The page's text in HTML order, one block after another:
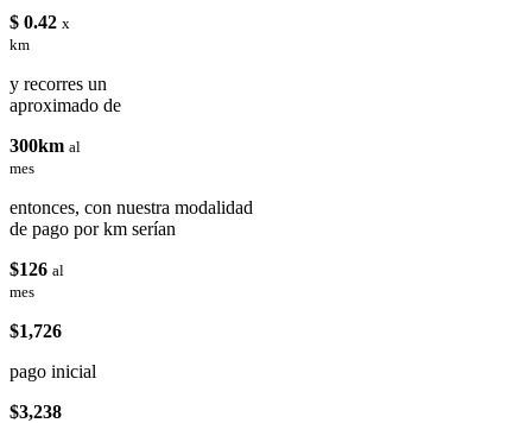
$ 0.42 x
km
y recorres un
aproximado de
300km al
mes
entonces, con nuestra modalidad
de pago por km serían
$126 al
mes
$1,726
pago inicial
$3,238